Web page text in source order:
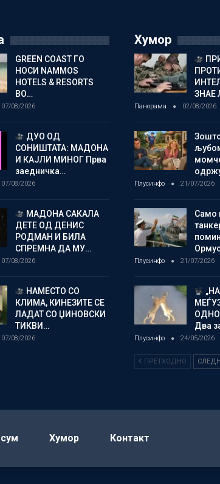
GREEN COAST ГО
НОСИ NAMMOS
HOTELS & RESORTS
ВО…
07/08/2026
ДУО ОД
СОНИШТАТА: МАДОНА
И КАЈЛИ МИНОГ Прва
заедничка…
07/08/2026
МАДОНА САКАЛА
ДЕТЕ ОД ДЕНИС
РОДМАН И БИЛА
СПРЕМНА ДА МУ…
07/08/2026
НАМЕСТО СО
КЛИМА, КИНЕЗИТЕ СЕ
ЛАДАТ СО ЏИНОВСКИ
ТИКВИ…
07/08/2026
Хумор
ЗНАЕ
Панорама 02/08/2026
Плусинфо 21/07/2026
Само
Плусинфо 21/07/2026
Два
Плусинфо 24/05/2026
ПРЕТХОДНО
Хумор Контакт